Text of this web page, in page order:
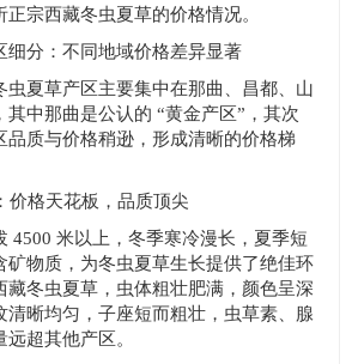
正宗西藏冬虫夏草的价格情况。
分：不同地域价格差异显著
夏草产区主要集中在那曲、昌都、山
其中那曲是公认的 “黄金产区”，其次
品质与价格稍逊，形成清晰的价格梯
格天花板，品质顶尖
米以上，冬季寒冷漫长，夏季短
矿物质，为冬虫夏草生长提供了绝佳环
藏冬虫夏草，虫体粗壮肥满，颜色呈深
清晰均匀，子座短而粗壮，虫草素、腺
超其他产区。